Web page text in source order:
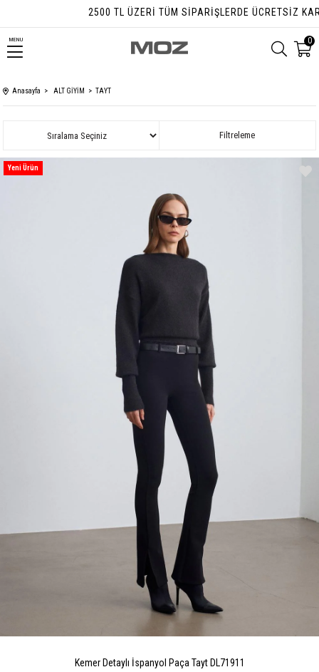
2500 TL ÜZERI TÜM SIPARIŞLERDE ÜCRETSIZ KARGO
MENU 0
Anasayfa ALT GİYİM TAYT
Filtreleme
Sıralama
Kemer Detaylı İspanyol Paça Tayt DL71911
Yeni Ürün